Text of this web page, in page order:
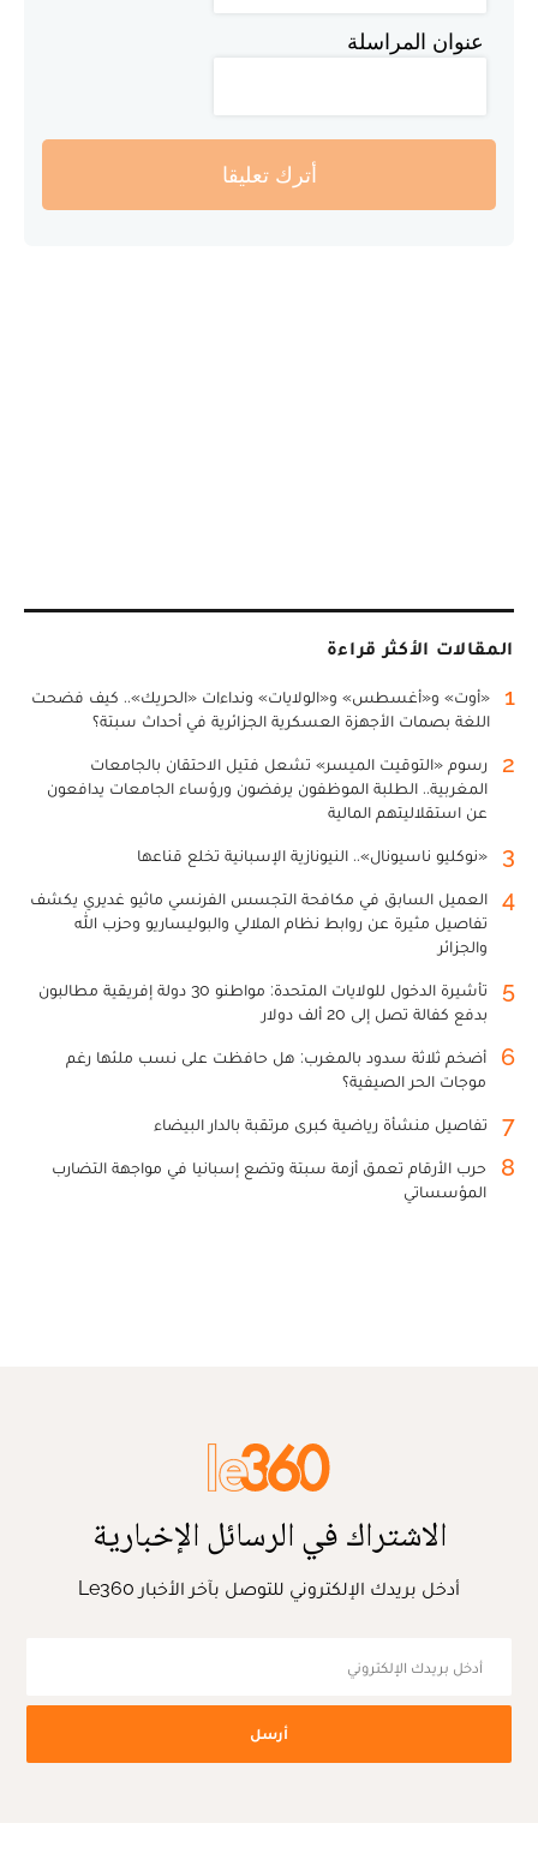
عنوان المراسلة
أترك تعليقا
المقالات الأكثر قراءة
1
«أوت» و«أغسطس» و«الولايات» ونداءات «الحريك».. كيف فضحت
اللغة بصمات الأجهزة العسكرية الجزائرية في أحداث سبتة؟
2
رسوم «التوقيت الميسر» تشعل فتيل الاحتقان بالجامعات
المغربية.. الطلبة الموظفون يرفضون ورؤساء الجامعات يدافعون
عن استقلاليتهم المالية
3 «نوكليو ناسيونال».. النيونازية الإسبانية تخلع قناعها
4
العميل السابق في مكافحة التجسس الفرنسي ماثيو غديري يكشف
تفاصيل مثيرة عن روابط نظام الملالي والبوليساريو وحزب الله
والجزائر
5
تأشيرة الدخول للولايات المتحدة: مواطنو 30 دولة إفريقية مطالبون
بدفع كفالة تصل إلى 20 ألف دولار
6
أضخم ثلاثة سدود بالمغرب: هل حافظت على نسب ملئها رغم
موجات الحر الصيفية؟
7 تفاصيل منشأة رياضية كبرى مرتقبة بالدار البيضاء
8
حرب الأرقام تعمق أزمة سبتة وتضع إسبانيا في مواجهة التضارب
المؤسساتي
الاشتراك في الرسائل الإخبارية
أدخل بريدك الإلكتروني للتوصل بآخر الأخبار Le360
أرسل